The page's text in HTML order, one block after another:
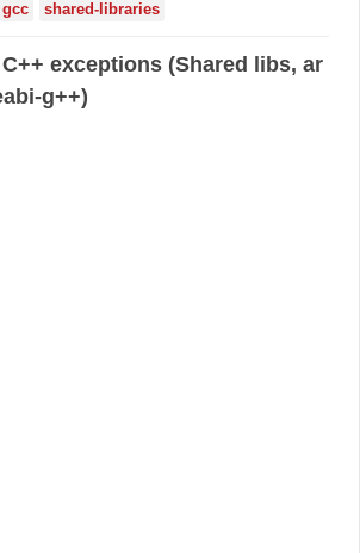
gcc shared-libraries
exceptions (Shared libs, ar
g++)